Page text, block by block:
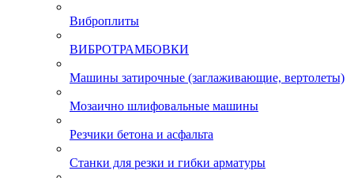
Виброплиты
ВИБРОТРАМБОВКИ
Машины затирочные (заглаживающие, вертолеты)
Мозаично шлифовальные машины
Резчики бетона и асфальта
Станки для резки и гибки арматуры